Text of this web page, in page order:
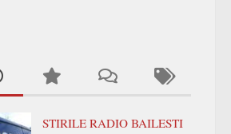
STIRILE RADIO BAILESTI